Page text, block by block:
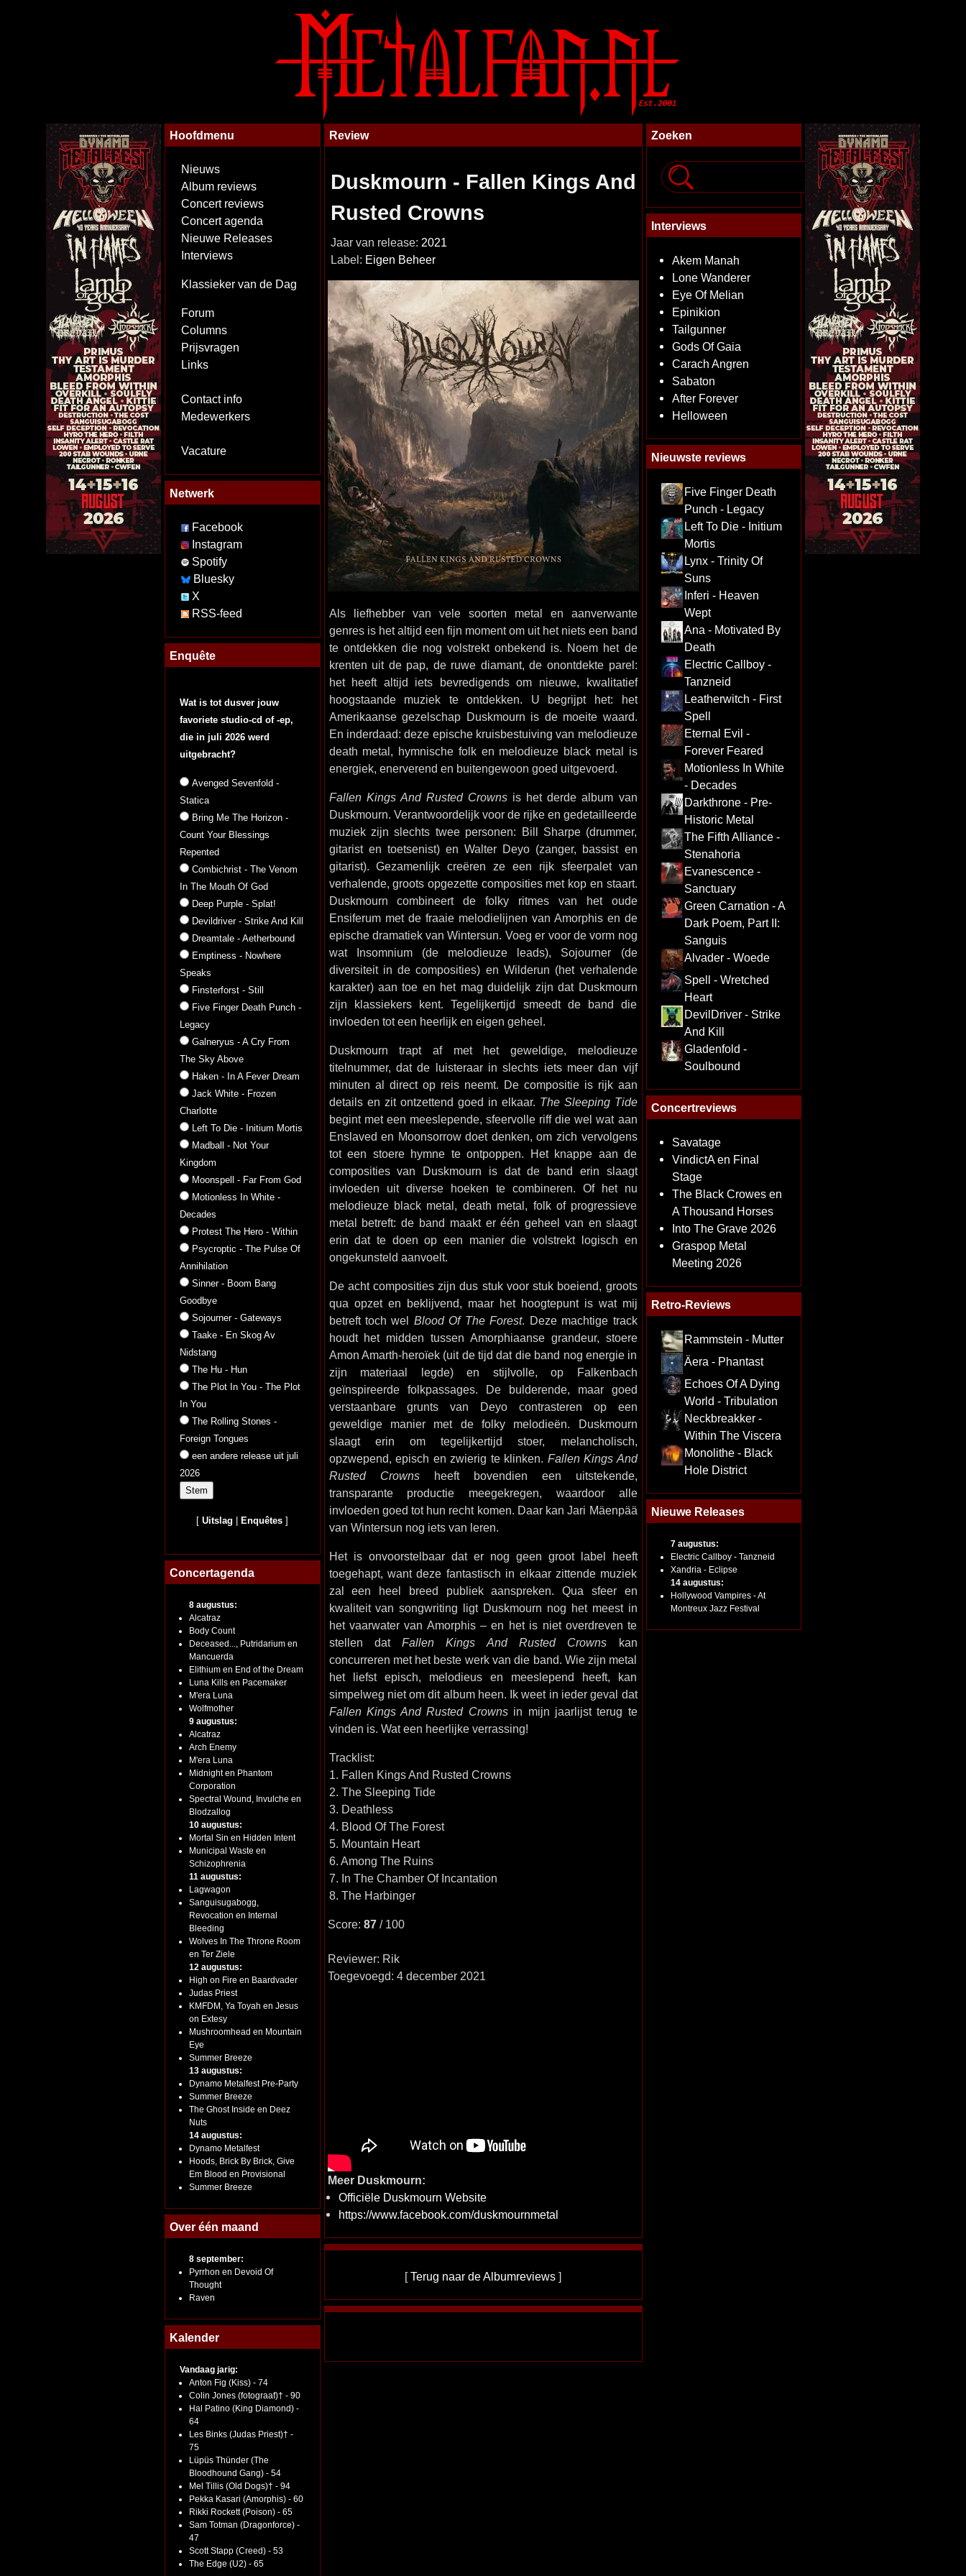
Hoofdmenu
Nieuws
Album reviews
Concert reviews
Concert agenda
Nieuwe Releases
Interviews
Klassieker van de Dag
Forum
Columns
Prijsvragen
Links
Contact info
Medewerkers
Vacature
Netwerk
Facebook
Instagram
Spotify
Bluesky
X
RSS-feed
Enquête
Wat is tot dusver jouw
favoriete studio-cd of -ep,
die in juli 2026 werd
uitgebracht?
Avenged Sevenfold -
Statica
Bring Me The Horizon -
Count Your Blessings
Repented
Combichrist - The Venom
In The Mouth Of God
Deep Purple - Splat!
Devildriver - Strike And Kill
Dreamtale - Aetherbound
Emptiness - Nowhere
Speaks
Finsterforst - Still
Five Finger Death Punch -
Legacy
Galneryus - A Cry From
The Sky Above
Haken - In A Fever Dream
Jack White - Frozen
Charlotte
Left To Die - Initium Mortis
Madball - Not Your
Kingdom
Moonspell - Far From God
Motionless In White -
Decades
Protest The Hero - Within
Psycroptic - The Pulse Of
Annihilation
Sinner - Boom Bang
Goodbye
Sojourner - Gateways
Taake - En Skog Av
Nidstang
The Hu - Hun
The Plot In You - The Plot
In You
The Rolling Stones -
Foreign Tongues
een andere release uit juli
2026
[Uitslag Enquêtes ]
Concertagenda
8 augustus:
Alcatraz
Body Count
Deceased..., Putridarium en
Mancuerda
Elithium en End of the Dream
Luna Kills en Pacemaker
M'era Luna
Wolfmother
9 augustus:
Alcatraz
Arch Enemy
M'era Luna
Midnight en Phantom
Corporation
Spectral Wound, Invulche en
Blodzallog
10 augustus:
Mortal Sin en Hidden Intent
Municipal Waste en
Schizophrenia
11 augustus:
Lagwagon
Sanguisugabogg,
Revocation en Internal
Bleeding
Wolves In The Throne Room
en Ter Ziele
12 augustus:
High on Fire en Baardvader
Judas Priest
KMFDM, Ya Toyah en Jesus
on Extesy
Mushroomhead en Mountain
Eye
Summer Breeze
13 augustus:
Dynamo Metalfest Pre-Party
Summer Breeze
The Ghost Inside en Deez
Nuts
14 augustus:
Dynamo Metalfest
Hoods, Brick By Brick, Give
Em Blood en Provisional
Summer Breeze
Over één maand
8 september:
Pyrrhon en Devoid Of
Thought
Raven
Kalender
Vandaag jarig:
Anton Fig (Kiss) - 74
Colin Jones (fotograaf)† - 90
Hal Patino (King Diamond) -
64
Les Binks (Judas Priest)† -
75
Lüpüs Thünder (The
Bloodhound Gang) - 54
Mel Tillis (Old Dogs)† - 94
Pekka Kasari (Amorphis) - 60
Rikki Rockett (Poison) - 65
Sam Totman (Dragonforce) -
47
Scott Stapp (Creed) - 53
The Edge (U2) - 65
Review
Duskmourn - Fallen Kings And
Rusted Crowns
Jaar van release: 2021
Label: Eigen Beheer
Als liefhebber van vele soorten metal en aanverwante
genres is het altijd een fijn moment om uit het niets een band
te ontdekken die nog volstrekt onbekend is. Noem het de
krenten uit de pap, de ruwe diamant, de onontdekte parel:
het heeft altijd iets bevredigends om nieuwe, kwalitatief
hoogstaande muziek te ontdekken. U begrijpt het: het
Amerikaanse gezelschap Duskmourn is de moeite waard.
En inderdaad: deze epische kruisbestuiving van melodieuze
death metal, hymnische folk en melodieuze black metal is
energiek, enerverend en buitengewoon goed uitgevoerd.
Fallen Kings And Rusted Crownsis het derde album van
Duskmourn. Verantwoordelijk voor de rijke en gedetailleerde
muziek zijn slechts twee personen: Bill Sharpe (drummer,
gitarist en toetsenist) en Walter Deyo (zanger, bassist en
gitarist). Gezamenlijk creëren ze een rijk sfeerpalet van
verhalende, groots opgezette composities met kop en staart.
Duskmourn combineert de folky ritmes van het oude
Ensiferum met de fraaie melodielijnen van Amorphis en de
epische dramatiek van Wintersun. Voeg er voor de vorm nog
wat Insomnium (de melodieuze leads), Sojourner (de
diversiteit in de composities) en Wilderun (het verhalende
karakter) aan toe en het mag duidelijk zijn dat Duskmourn
zijn klassiekers kent. Tegelijkertijd smeedt de band die
invloeden tot een heerlijk en eigen geheel.
Duskmourn trapt af met het geweldige, melodieuze
titelnummer, dat de luisteraar in slechts iets meer dan vijf
minuten al direct op reis neemt. De compositie is rijk aan
details en zit ontzettend goed in elkaar. The Sleeping Tide
begint met een meeslepende, sfeervolle riff die wel wat aan
Enslaved en Moonsorrow doet denken, om zich vervolgens
tot een stoere hymne te ontpoppen. Het knappe aan de
composities van Duskmourn is dat de band erin slaagt
invloeden uit diverse hoeken te combineren. Of het nu
melodieuze black metal, death metal, folk of progressieve
metal betreft: de band maakt er één geheel van en slaagt
erin dat te doen op een manier die volstrekt logisch en
ongekunsteld aanvoelt.
De acht composities zijn dus stuk voor stuk boeiend, groots
qua opzet en beklijvend, maar het hoogtepunt is wat mij
betreft toch wel Blood Of The Forest. Deze machtige track
houdt het midden tussen Amorphiaanse grandeur, stoere
Amon Amarth-heroïek (uit de tijd dat die band nog energie in
zijn materiaal legde) en stijlvolle, op Falkenbach
geïnspireerde folkpassages. De bulderende, maar goed
verstaanbare grunts van Deyo contrasteren op een
geweldige manier met de folky melodieën. Duskmourn
slaagt erin om tegelijkertijd stoer, melancholisch,
opzwepend, episch en zwierig te klinken. Fallen Kings And
Rusted Crownsheeft bovendien een uitstekende,
transparante productie meegekregen, waardoor alle
invloeden goed tot hun recht komen. Daar kan Jari Mäenpää
van Wintersun nog iets van leren.
Het is onvoorstelbaar dat er nog geen groot label heeft
toegehapt, want deze fantastisch in elkaar zittende muziek
zal een heel breed publiek aanspreken. Qua sfeer en
kwaliteit van songwriting ligt Duskmourn nog het meest in
het vaarwater van Amorphis – en het is niet overdreven te
stellen datFallen Kings And Rusted Crowns kan
concurreren met het beste werk van die band. Wie zijn metal
het liefst episch, melodieus en meeslepend heeft, kan
simpelweg niet om dit album heen. Ik weet in ieder geval dat
Fallen Kings And Rusted Crownsin mijn jaarlijst terug te
vinden is. Wat een heerlijke verrassing!
Tracklist:
1. Fallen Kings And Rusted Crowns
2. The Sleeping Tide
3. Deathless
4. Blood Of The Forest
5. Mountain Heart
6. Among The Ruins
7. In The Chamber Of Incantation
8. The Harbinger
Score: 87/ 100
Reviewer: Rik
Toegevoegd: 4 december 2021
Meer Duskmourn:
Officiële Duskmourn Website
https://www.facebook.com/duskmournmetal
[Terug naar de Albumreviews ]
Zoeken
Interviews
Akem Manah
Lone Wanderer
Eye Of Melian
Epinikion
Tailgunner
Gods Of Gaia
Carach Angren
Sabaton
After Forever
Helloween
Nieuwste reviews
Five Finger Death
Punch - Legacy
Left To Die - Initium
Mortis
Lynx - Trinity Of
Suns
Inferi - Heaven
Wept
Ana - Motivated By
Death
Electric Callboy -
Tanzneid
Leatherwitch - First
Spell
Eternal Evil -
Forever Feared
Motionless In White
- Decades
Darkthrone - Pre-
Historic Metal
The Fifth Alliance -
Stenahoria
Evanescence -
Sanctuary
Green Carnation - A
Dark Poem, Part II:
Sanguis
Alvader - Woede
Spell - Wretched
Heart
DevilDriver - Strike
And Kill
Gladenfold -
Soulbound
Concertreviews
Savatage
VindictA en Final
Stage
The Black Crowes en
A Thousand Horses
Into The Grave 2026
Graspop Metal
Meeting 2026
Retro-Reviews
Rammstein - Mutter
Äera - Phantast
Echoes Of A Dying
World - Tribulation
Neckbreakker -
Within The Viscera
Monolithe - Black
Hole District
Nieuwe Releases
7 augustus:
Electric Callboy - Tanzneid
Xandria - Eclipse
14 augustus:
Hollywood Vampires - At
Montreux Jazz Festival